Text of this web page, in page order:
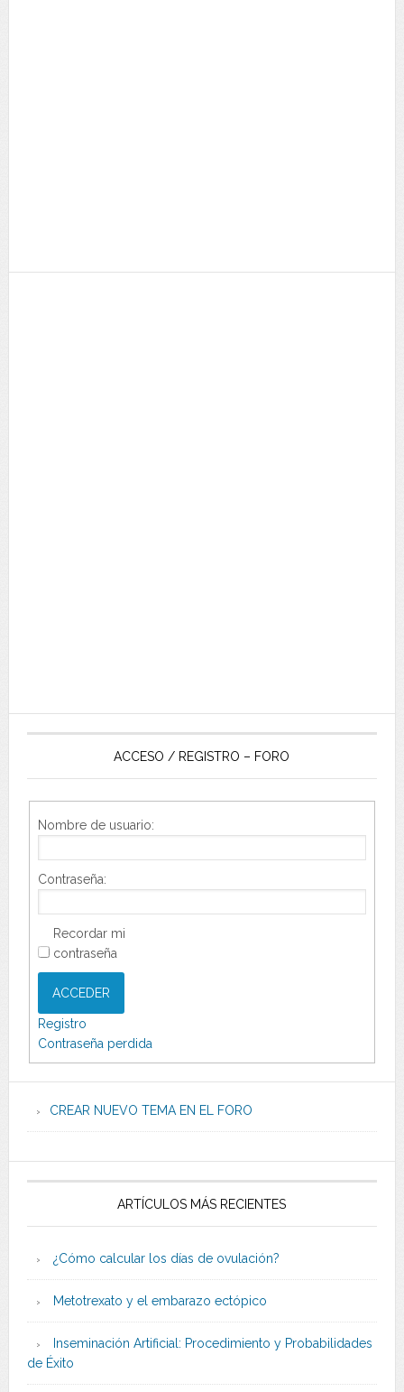
ACCESO / REGISTRO – FORO
Nombre de usuario:
Contraseña:
Recordar mi
contraseña
ACCEDER
Registro
Contraseña perdida
CREAR NUEVO TEMA EN EL FORO
ARTÍCULOS MÁS RECIENTES
¿Cómo calcular los días de ovulación?
Metotrexato y el embarazo ectópico
Inseminación Artificial: Procedimiento y Probabilidades
de Éxito